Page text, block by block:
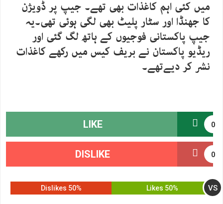
میں کئی اہم کاغذات بھی تھے۔ جیپ پر ڈویژن
کا جھنڈا اور سٹار پلیٹ بھی لگی ہوئی تھی۔یہ
جیپ پاکستانی فوجیوں کے ہاتھ لگ گئی اور
ریڈیو پاکستان نے بریف کیس میں رکھے کاغذات
نشر کر دیےتھے۔
0
LIKE
0
DISLIKE
50% Likes VS
50% Dislikes